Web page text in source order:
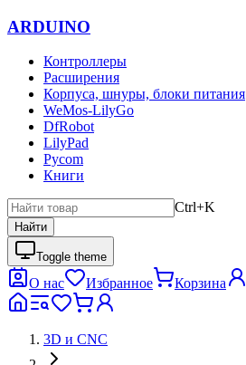
ARDUINO
Контроллеры
Расширения
Корпуса, шнуры, блоки питания
WeMos-LilyGo
DfRobot
LilyPad
Pycom
Книги
Ctrl+K
Найти
Toggle theme
О нас Избранное Корзина
3D и CNC